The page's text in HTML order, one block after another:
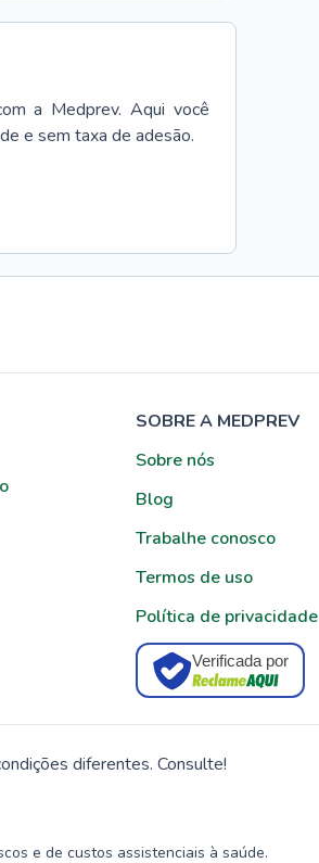
a Medprev. Aqui você
e sem taxa de adesão.
SOBRE A MEDPREV
Sobre nós
Blog
Trabalhe conosco
Termos de uso
Política de privacidade
Verificada por
diferentes. Consulte!
e de custos assistenciais à saúde.